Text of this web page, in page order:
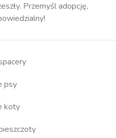
Przemyśl adopcję,
psy
koty